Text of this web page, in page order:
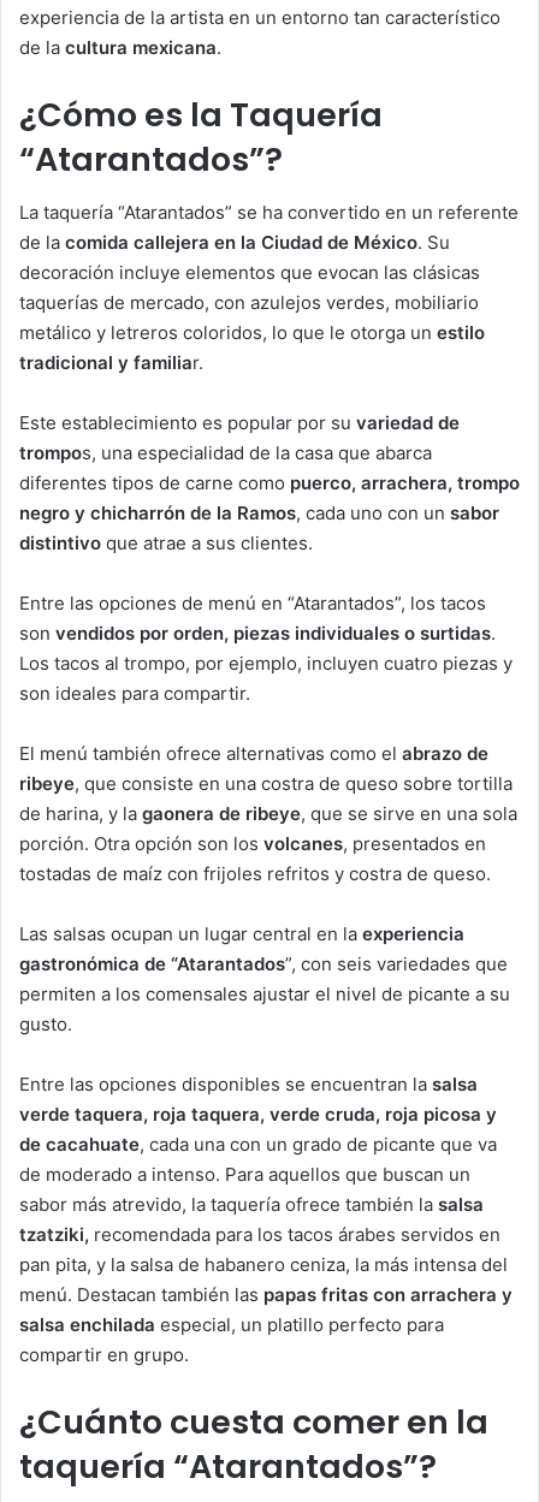
experiencia de la artista en un entorno tan característico
de la cultura mexicana.
¿Cómo es la Taquería
“Atarantados”?
La taquería “Atarantados” se ha convertido en un referente
de la comida callejera en la Ciudad de México. Su
decoración incluye elementos que evocan las clásicas
taquerías de mercado, con azulejos verdes, mobiliario
metálico y letreros coloridos, lo que le otorga un estilo
tradicional y familiar.
Este establecimiento es popular por su variedad de
trompos, una especialidad de la casa que abarca
diferentes tipos de carne como puerco, arrachera, trompo
negro y chicharrón de la Ramos, cada uno con un sabor
distintivo que atrae a sus clientes.
Entre las opciones de menú en “Atarantados”, los tacos
son vendidos por orden, piezas individuales o surtidas.
Los tacos al trompo, por ejemplo, incluyen cuatro piezas y
son ideales para compartir.
El menú también ofrece alternativas como el abrazo de
ribeye, que consiste en una costra de queso sobre tortilla
de harina, y la gaonera de ribeye, que se sirve en una sola
porción. Otra opción son los volcanes, presentados en
tostadas de maíz con frijoles refritos y costra de queso.
Las salsas ocupan un lugar central en la experiencia
gastronómica de “Atarantados”, con seis variedades que
permiten a los comensales ajustar el nivel de picante a su
gusto.
Entre las opciones disponibles se encuentran la salsa
verde taquera, roja taquera, verde cruda, roja picosa y
de cacahuate, cada una con un grado de picante que va
de moderado a intenso. Para aquellos que buscan un
sabor más atrevido, la taquería ofrece también la salsa
tzatziki, recomendada para los tacos árabes servidos en
pan pita, y la salsa de habanero ceniza, la más intensa del
menú. Destacan también las papas fritas con arrachera y
salsa enchilada especial, un platillo perfecto para
compartir en grupo.
¿Cuánto cuesta comer en la
taquería “Atarantados”?